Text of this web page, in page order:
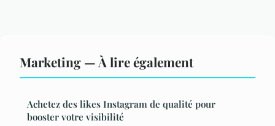
Marketing — À lire également
Achetez des likes Instagram de qualité pour
booster votre visibilité